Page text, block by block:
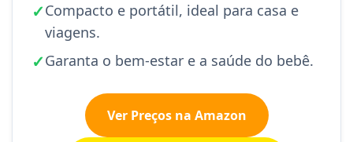
✓Compacto e portátil, ideal para casa e
viagens.
✓Garanta o bem-estar e a saúde do bebê.
Ver Preços na Amazon